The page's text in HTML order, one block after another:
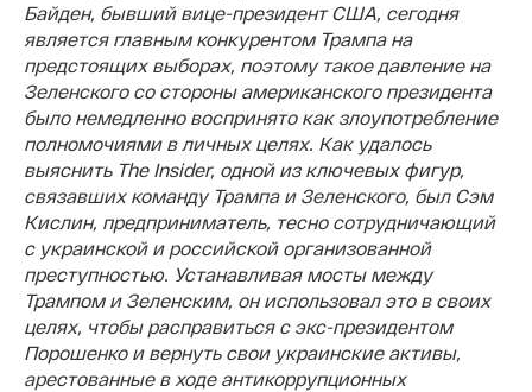
Байден, бывший вице-президент США, сегодня
является главным конкурентом Трампа на
предстоящих выборах, поэтому такое давление на
Зеленского со стороны американского президента
было немедленно воспринято как злоупотребление
полномочиями в личных целях. Как удалось
выяснить The Insider, одной из ключевых фигур,
связавших команду Трампа и Зеленского, был Сэм
Кислин, предприниматель, тесно сотрудничающий
с украинской и российской организованной
преступностью. Устанавливая мосты между
Трампом и Зеленским, он использовал это в своих
целях, чтобы расправиться с экс-президентом
Порошенко и вернуть свои украинские активы,
арестованные в ходе антикоррупционных